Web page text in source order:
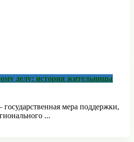
делу: история жительницы
мера поддержки,
...